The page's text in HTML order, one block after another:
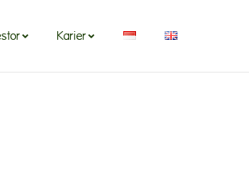
Karier
Karier